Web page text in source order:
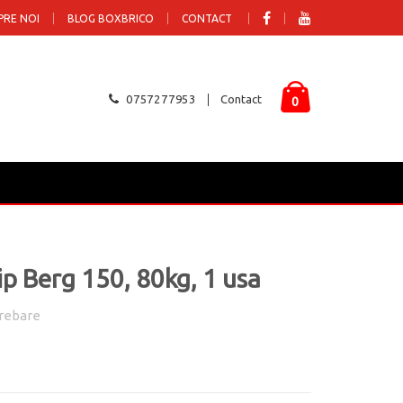
NOI BLOG BOXBRICO CONTACT
0757277953 Contact 0
Berg 150, 80kg, 1 usa